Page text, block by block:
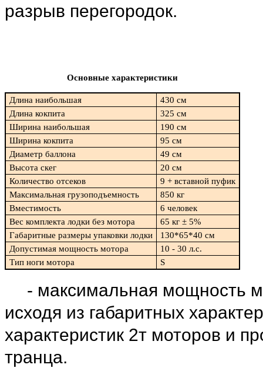
разрыв перегородок.
Основные характеристики
Длина наибольшая
430 см
Длина кокпита
325 см
Ширина наибольшая
190 см
Ширина кокпита
95 см
Диаметр баллона
49 см
Высота скег
20 см
Количество отсеков
9 + вставной пуфик
Максимальная грузоподъемность
850 кг
Вместимость
6 человек
Вес комплекта лодки без мотора
65 кг ± 5%
Габаритные размеры упаковки лодки
130*65*40 см
Допустимая мощность мотора
10 - 30 л.с.
Тип ноги мотора
S
- максимальная мощность
исходя из габаритных
характеристик 2т моторов и
транца.